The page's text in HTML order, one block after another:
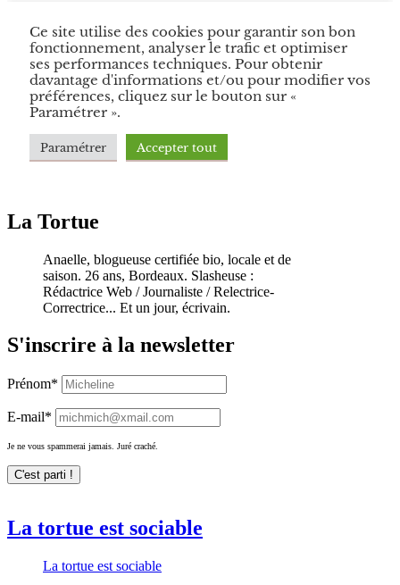
La Tortue
Anaelle, blogueuse certifiée bio, locale et de
saison. 26 ans, Bordeaux. Slasheuse :
Rédactrice Web / Journaliste / Relectrice-
Correctrice... Et un jour, écrivain.
S'inscrire à la newsletter
Prénom*
E-mail*
Je ne vous spammerai jamais. Juré craché.
La tortue est sociable
La tortue est sociable